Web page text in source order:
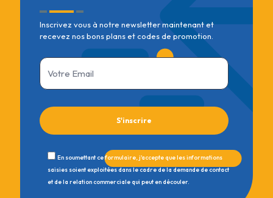
Inscrivez vous à notre newsletter maintenant et
recevez nos bons plans et codes de promotion.
En soumettant ce formulaire, j'accepte que les informations
saisies soient exploitées dans le cadre de la demande de contact
et de la relation commerciale qui peut en découler.